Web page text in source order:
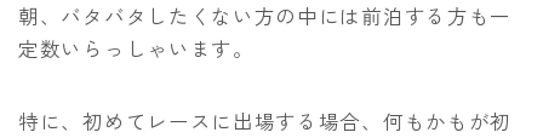
ランニングコース
朝、バタバタしたくない方の中には前泊する方も一
定数いらっしゃいます。
特に、初めてレースに出場する場合、何もかもが初